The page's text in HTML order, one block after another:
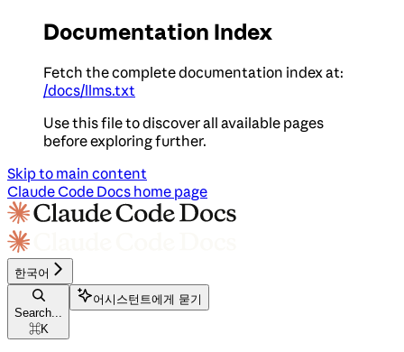
Documentation Index
Fetch the complete documentation index at:
/docs/llms.txt
Use this file to discover all available pages
before exploring further.
Skip to main content
Claude Code Docs home page
한국어
Search...
⌘K
어시스턴트에게 묻기